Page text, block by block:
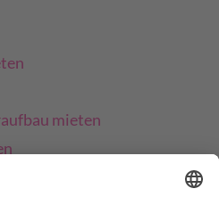
mieten